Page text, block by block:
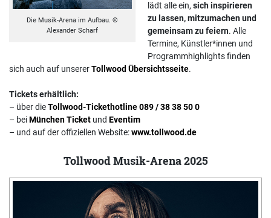
Die Musik-Arena im Aufbau. ©
Alexander Scharf
lädt alle ein, sich inspirieren
zu lassen, mitzumachen und
gemeinsam zu feiern. Alle
Termine, Künstler*innen und
Programmhighlights finden
sich auch auf unsererTollwood Übersichtsseite.
Tickets erhältlich:
– über dieTollwood-Tickethotline 089 / 38 38 50 0
– beiMünchen Ticket und Eventim
– und auf der offiziellen Website:www.tollwood.de
Tollwood Musik-Arena 2025